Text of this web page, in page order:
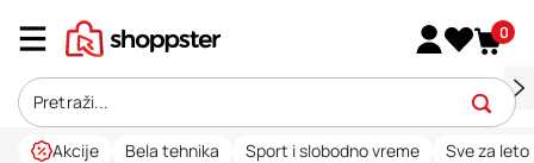
0
Akcije Bela tehnika Sport i slobodno vreme Sve za leto